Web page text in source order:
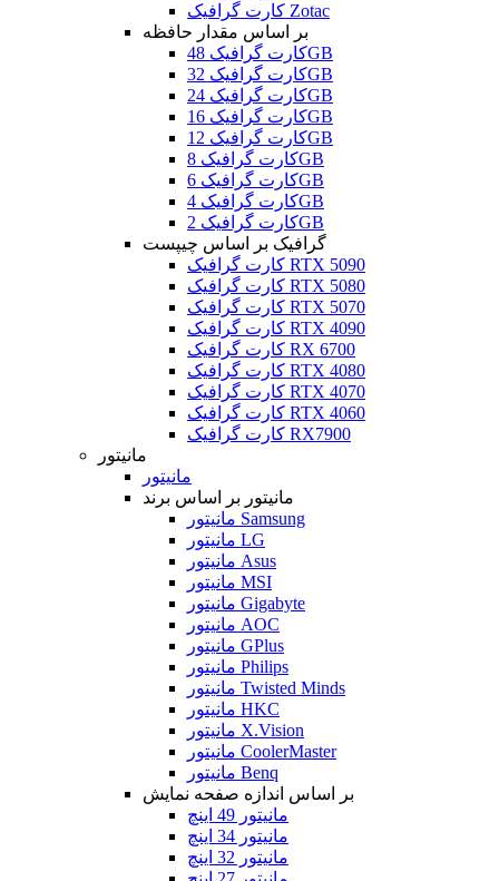
کارت گرافیک Zotac
بر اساس مقدار حافظه
کارت گرافیک 48GB
کارت گرافیک 32GB
کارت گرافیک 24GB
کارت گرافیک 16GB
کارت گرافیک 12GB
کارت گرافیک 8GB
کارت گرافیک 6GB
کارت گرافیک 4GB
کارت گرافیک 2GB
گرافیک بر اساس چیپست
کارت گرافیک RTX 5090
کارت گرافیک RTX 5080
کارت گرافیک RTX 5070
کارت گرافیک RTX 4090
کارت گرافیک RX 6700
کارت گرافیک RTX 4080
کارت گرافیک RTX 4070
کارت گرافیک RTX 4060
کارت گرافیک RX7900
مانیتور
مانیتور
مانیتور بر اساس برند
مانیتور Samsung
مانیتور LG
مانیتور Asus
مانیتور MSI
مانیتور Gigabyte
مانیتور AOC
مانیتور GPlus
مانیتور Philips
مانیتور Twisted Minds
مانیتور HKC
مانیتور X.Vision
مانیتور CoolerMaster
مانیتور Benq
بر اساس اندازه صفحه نمایش
مانیتور 49 اینچ
مانیتور 34 اینچ
مانیتور 32 اینچ